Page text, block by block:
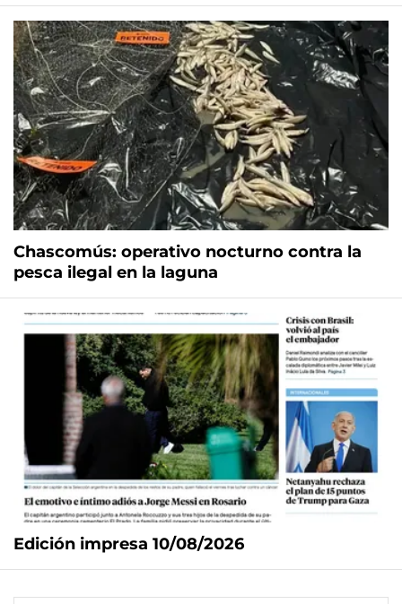
Chascomús: operativo nocturno contra la
pesca ilegal en la laguna
Edición impresa 10/08/2026